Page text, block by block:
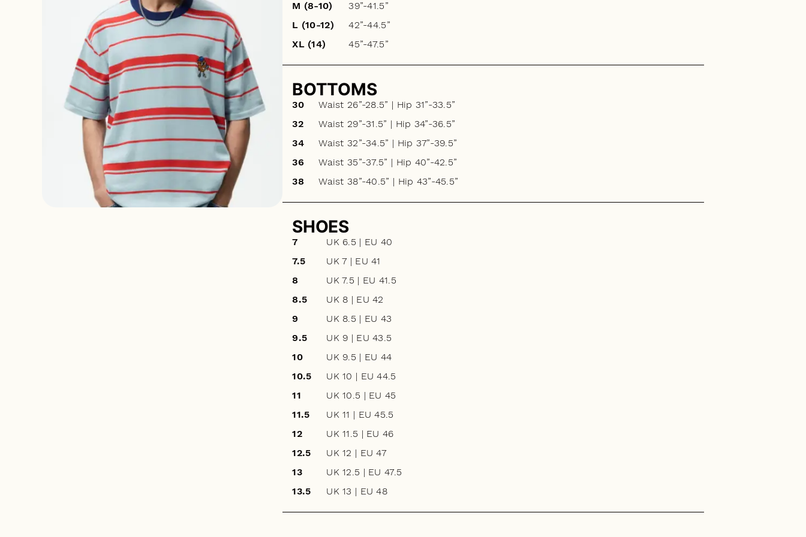
M (8-10)
39”-41.5”
L (10-12)
42”-44.5”
XL (14)
45”-47.5”
BOTTOMS
30
Waist 26”-28.5” | Hip 31”-33.5”
32
Waist 29”-31.5” | Hip 34”-36.5”
34
Waist 32”-34.5” | Hip 37”-39.5”
36
Waist 35”-37.5” | Hip 40”-42.5”
38
Waist 38”-40.5” | Hip 43”-45.5”
SHOES
7
UK 6.5 | EU 40
7.5
UK 7 | EU 41
8
UK 7.5 | EU 41.5
8.5
UK 8 | EU 42
9
UK 8.5 | EU 43
9.5
UK 9 | EU 43.5
10
UK 9.5 | EU 44
10.5
UK 10 | EU 44.5
11
UK 10.5 | EU 45
11.5
UK 11 | EU 45.5
12
UK 11.5 | EU 46
12.5
UK 12 | EU 47
13
UK 12.5 | EU 47.5
13.5
UK 13 | EU 48